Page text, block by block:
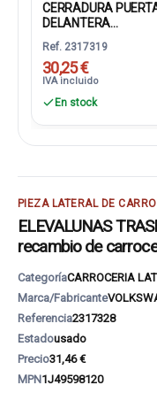
CERRADURA
DELANTERA...
Ref. 2317319
30,25 €
IVA incluido
En stock
PIEZA LATERAL DE
ELEVALUNAS
recambio de
CategoríaCARROCERIA
Marca/Fabricante
Referencia2317328
Estadousado
Precio31,46 €
MPN1J49598120